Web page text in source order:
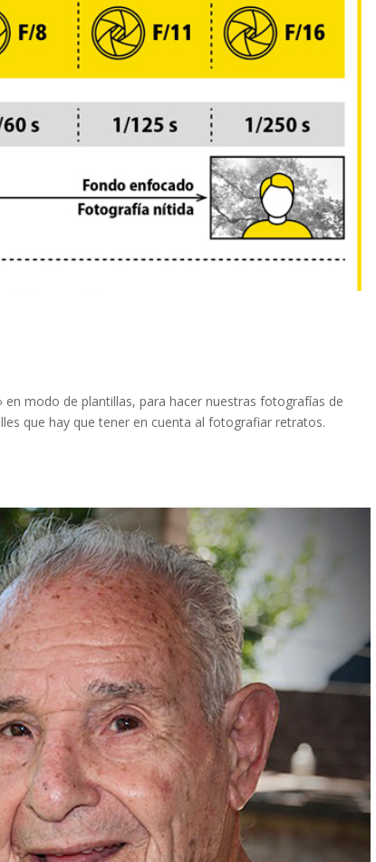
modo de plantillas, para hacer nuestras fotografías de
que hay que tener en cuenta al fotografiar retratos.